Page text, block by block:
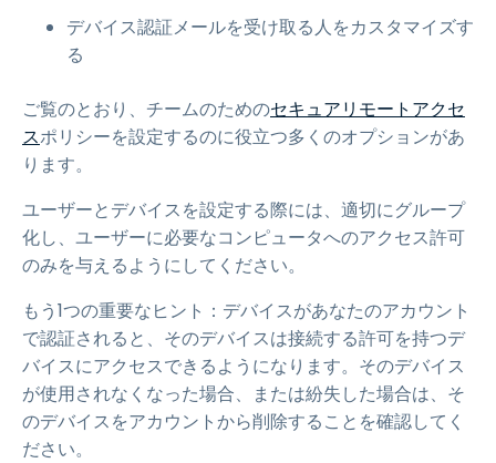
デバイス認証メールを受け取る人をカスタマイズす
る
ご覧のとおり、チームのためのセキュアリモートアクセ
スポリシーを設定するのに役立つ多くのオプションがあ
ります。
ユーザーとデバイスを設定する際には、適切にグループ
化し、ユーザーに必要なコンピュータへのアクセス許可
のみを与えるようにしてください。
もう1つの重要なヒント：デバイスがあなたのアカウント
で認証されると、そのデバイスは接続する許可を持つデ
バイスにアクセスできるようになります。そのデバイス
が使用されなくなった場合、または紛失した場合は、そ
のデバイスをアカウントから削除することを確認してく
ださい。